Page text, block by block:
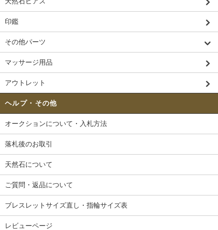
印鑑
その他パーツ
マッサージ用品
アウトレット
ヘルプ・その他
オークションについて・入札方法
落札後のお取引
天然石について
ご質問・返品について
ブレスレットサイズ直し・指輪サイズ表
レビューページ